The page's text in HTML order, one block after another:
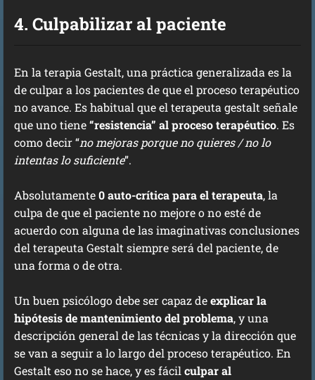
4. Culpabilizar al paciente
En la terapia Gestalt, una práctica generalizada es la
de culpar a los pacientes de que el proceso terapéutico
no avance. Es habitual que el terapeuta gestalt señale
que uno tiene“resistencia” al proceso terapéutico. Es
como decir “no mejoras porque no quieres / no lo
intentas lo suficiente”.
Absolutamente0 auto-crítica para el terapeuta, la
culpa de que el paciente no mejore o no esté de
acuerdo con alguna de las imaginativas conclusiones
del terapeuta Gestalt siempre será del paciente, de
una forma o de otra.
Un buen psicólogo debe ser capaz deexplicar la
hipótesis de mantenimiento del problema, y una
descripción general de las técnicas y la dirección que
se van a seguir a lo largo del proceso terapéutico. En
Gestalt eso no se hace, y es fácilculpar al